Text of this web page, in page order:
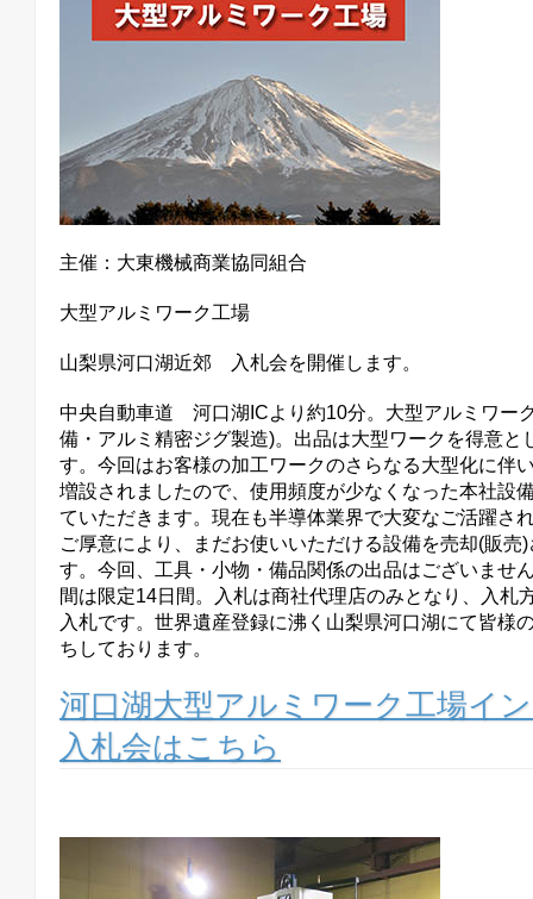
主催：大東機械商業協同組合
大型アルミワーク工場
山梨県河口湖近郊 入札会を開催します。
中央自動車道 河口湖ICより約10分。大型アルミワー
備・アルミ精密ジグ製造)。出品は大型ワークを得意と
す。今回はお客様の加工ワークのさらなる大型化に伴
増設されましたので、使用頻度が少なくなった本社設
ていただきます。現在も半導体業界で大変なご活躍さ
ご厚意により、まだお使いいただける設備を売却(販売
す。今回、工具・小物・備品関係の出品はございませ
間は限定14日間。入札は商社代理店のみとなり、入札
入札です。世界遺産登録に沸く山梨県河口湖にて皆様
ちしております。
河口湖大型アルミワーク工場イ
入札会はこちら